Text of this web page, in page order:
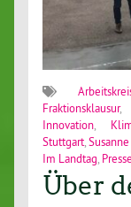
Fraktionsklausur
Innovation
Stuttgart ,
Im Landtag
Über